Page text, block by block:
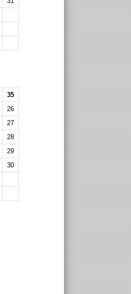
35
26
27
28
29
30